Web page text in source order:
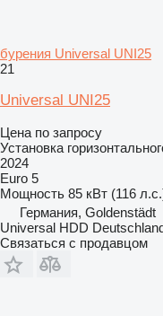
бурения Universal UNI25
21
Universal UNI25
Цена по запросу
Установка
2024
Euro 5
Мощность 85 кВт (116
Германия, Goldenstädt
Universal HDD
Связаться с продавцом